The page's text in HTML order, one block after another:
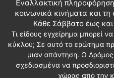
Εναλλακτική
κοινωνικά κινήματα και
Κάθε Σάββατο έως και
Τι είδους εγχείρημα μπορεί
κύκλου; Σε αυτό το ερώτημα
μιαν απάντηση. Ο Δρόμος
σχεδιασμένα να
χώρας από την